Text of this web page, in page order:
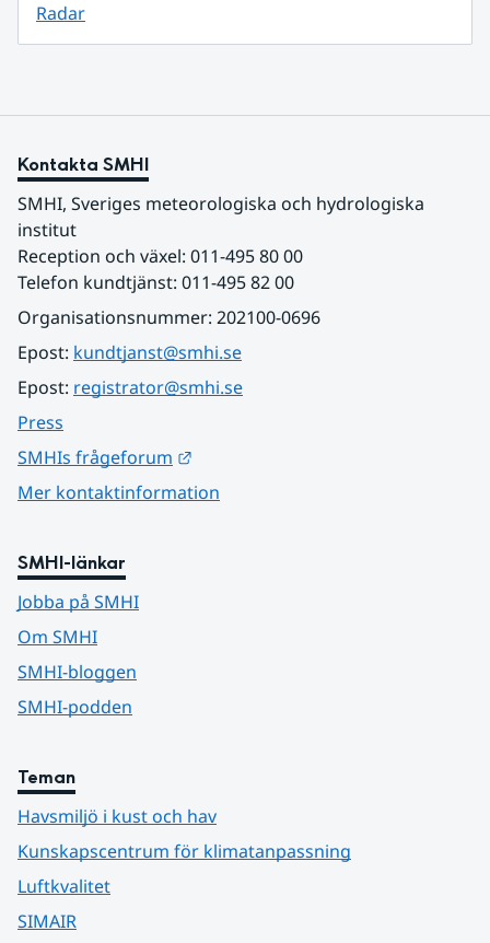
Radar
Kontakta SMHI
SMHI, Sveriges meteorologiska och hydrologiska
institut
Reception och växel: 011-495 80 00
Telefon kundtjänst: 011-495 82 00
Organisationsnummer: 202100-0696
Epost: kundtjanst@smhi.se
Epost: registrator@smhi.se
Press
SMHIs frågeforum
Mer kontaktinformation
SMHI-länkar
Jobba på SMHI
Om SMHI
SMHI-bloggen
SMHI-podden
Teman
Havsmiljö i kust och hav
Kunskapscentrum för klimatanpassning
Luftkvalitet
SIMAIR